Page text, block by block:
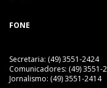
FONE
Secretaria: (49) 3551-2424
Comunicadores: (49) 3551-
Jornalismo: (49) 3551-2414